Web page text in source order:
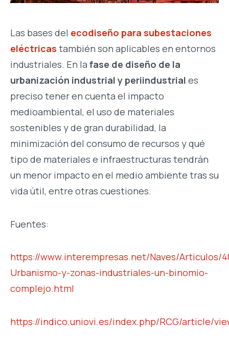
Las bases del ecodiseño para subestaciones
eléctricas también son aplicables en entornos
industriales. En la fase de diseño de la
urbanización industrial y periindustrial es
preciso tener en cuenta el impacto
medioambiental, el uso de materiales
sostenibles y de gran durabilidad, la
minimización del consumo de recursos y qué
tipo de materiales e infraestructuras tendrán
un menor impacto en el medio ambiente tras su
vida útil, entre otras cuestiones.
Fuentes:
https://www.interempresas.net/Naves/Articulos/
Urbanismo-y-zonas-industriales-un-binomio-
complejo.html
https://indico.uniovi.es/index.php/RCG/article/